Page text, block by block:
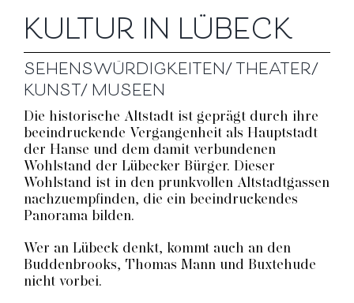
KULTUR IN LÜBECK
SEHENSWÜRDIGKEITEN/ THEATER/
KUNST/ MUSEEN
Die historische Altstadt ist geprägt durch ihre
beeindruckende Vergangenheit als Hauptstadt
der Hanse und dem damit verbundenen
Wohlstand der Lübecker Bürger. Dieser
Wohlstand ist in den prunkvollen Altstadtgassen
nachzuempfinden, die ein beeindruckendes
Panorama bilden.
Wer an Lübeck denkt, kommt auch an den
Buddenbrooks, Thomas Mann und Buxtehude
nicht vorbei.